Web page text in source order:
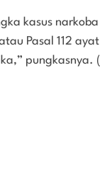
kasus
Pasal 112
pungkasnya.